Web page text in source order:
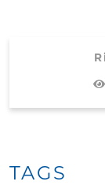
TAGS